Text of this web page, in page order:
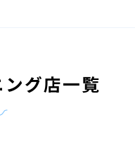
グ店一覧